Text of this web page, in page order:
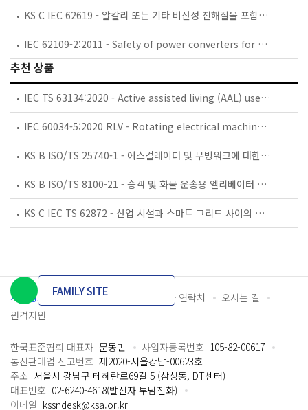
KS C IEC 62619 - 알칼리 또는 기타 비산성 전해질을 포함하는 이차전지 셀 및 전지 — 산업용 리튬이차전지 셀 및 전지의 안전 요구사항
IEC 62109-2:2011 - Safety of power converters for use in photovoltaic power systems - Part 2: Particular requirements for inverters
추천 상품
IEC TS 63134:2020 - Active assisted living (AAL) use cases
IEC 60034-5:2020 RLV - Rotating electrical machines - Part 5: Degrees of protection provided by the integral design of rotating electrical machines (IP code) - Classification
KS B ISO/TS 25740-1 - 에스컬레이터 및 무빙워크에 대한 안전요건 — 제1부: 세계공통 필수 안전요건(GESRs)
KS B ISO/TS 8100-21 - 승객 및 화물 운송용 엘리베이터 —제21부: 세계공통 필수안전요건(GESRs)을 충족하는 세계공통 안전 파라미터(GSPs)
KS C IEC TS 62872 - 산업 시설과 스마트 그리드 사이의 산업 공정 측정, 제어 및 자동화 시스템 인터페이스
개인정보처리방침 이용약관 담당자 연락처
오시는 길
원격지원
FAMILY SITE
한국표준협회 대표자 문동민 사업자등록번호 105-82-00617
통신판매업 신고번호 제2020-서울강남-00623호
주소 서울시 강남구 테헤란로69길 5 (삼성동, DT센터)
대표번호 02-6240-4618(발신자 부담전화)
이메일 kssndesk@ksa.or.kr